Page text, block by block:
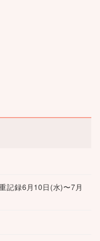
記録6月10日(水)〜7月